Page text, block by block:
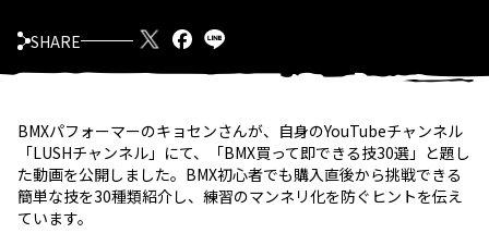
SHARE
BMXパフォーマーのキョセンさんが、自身のYouTubeチャンネル
「LUSHチャンネル」にて、「BMX買って即できる技30選」と題し
た動画を公開しました。BMX初心者でも購入直後から挑戦できる
簡単な技を30種類紹介し、練習のマンネリ化を防ぐヒントを伝え
ています。